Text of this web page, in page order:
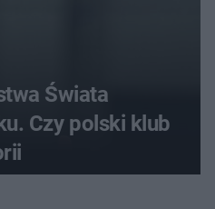
Świata
Czy polski klub